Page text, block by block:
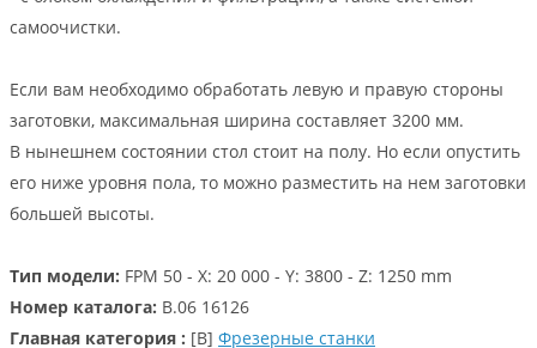
самоочистки.
Если вам необходимо обработать левую и правую стороны
заготовки, максимальная ширина составляет 3200 мм.
В нынешнем состоянии стол стоит на полу. Но если опустить
его ниже уровня пола, то можно разместить на нем заготовки
большей высоты.
Тип модели: FPM 50 - X: 20 000 - Y: 3800 - Z: 1250 mm
Номер каталога: B.06 16126
Главная категория : [B] Фрезерные станки